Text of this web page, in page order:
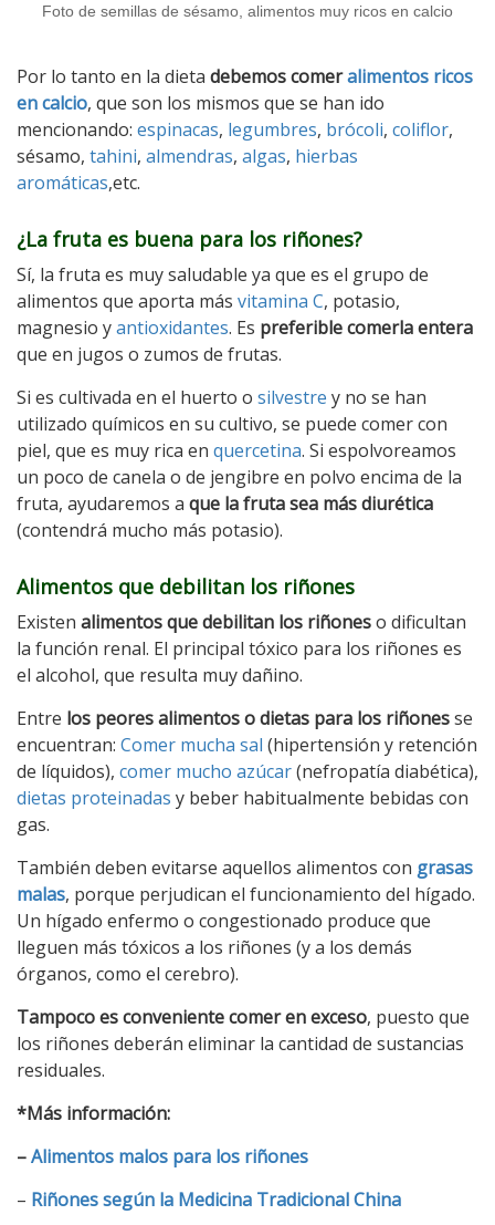
Foto de semillas de sésamo, alimentos muy ricos en calcio
Por lo tanto en la dieta debemos comeralimentos ricos
en calcio, que son los mismos que se han ido
mencionando: espinacas, legumbres, brócoli, coliflor,
sésamo, tahini, almendras, algas, hierbas
aromáticas,etc.
¿La fruta es buena para los riñones?
Sí, la fruta es muy saludable ya que es el grupo de
alimentos que aporta más vitamina C, potasio,
magnesio yantioxidantes. Es preferible comerla entera
que en jugos o zumos de frutas.
Si es cultivada en el huerto o silvestre y no se han
utilizado químicos en su cultivo, se puede comer con
piel, que es muy rica en quercetina. Si espolvoreamos
un poco de canela o de jengibre en polvo encima de la
fruta, ayudaremos a que la fruta sea más diurética
(contendrá mucho más potasio).
Alimentos que debilitan los riñones
Existen alimentos que debilitan los riñoneso dificultan
la función renal. El principal tóxico para los riñones es
el alcohol, que resulta muy dañino.
Entre los peores alimentos o dietas para los riñonesse
encuentran: Comer mucha sal (hipertensión y retención
de líquidos), comer mucho azúcar(nefropatía diabética),
dietas proteinadas y beber habitualmente bebidas con
gas.
También deben evitarse aquellos alimentos con grasas
malas, porque perjudican el funcionamiento del hígado.
Un hígado enfermo o congestionado produce que
lleguen más tóxicos a los riñones (y a los demás
órganos, como el cerebro).
Tampoco es conveniente comer en exceso, puesto que
los riñones deberán eliminar la cantidad de sustancias
residuales.
*Más información:
–Alimentos malos para los riñones
– Riñones según la Medicina Tradicional China